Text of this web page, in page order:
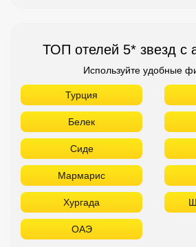
ТОП отелей 5* звезд с
Используйте удобные
Турция
Белек
Сиде
Мармарис
Хургада
ОАЭ